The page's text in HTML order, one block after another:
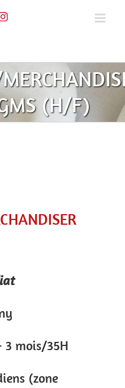
(H/F)
3 mois/35H
(zone